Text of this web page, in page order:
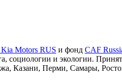
Motors RUS и фонд CAF
социологии и экологии.
Казани, Перми, Самары,